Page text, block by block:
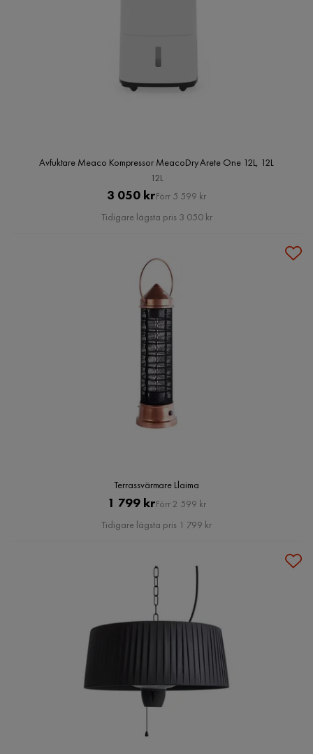
Avfuktare Meaco Kompressor MeacoDry Arete One 12L, 12L
12L
Pris
3 050 krOriginal
Pris
Förr 5 599 kr
Tidigare lägsta pris 3 050 kr
Terrassvärmare Llaima
Pris
1 799 krOriginal
Pris
Förr 2 599 kr
Tidigare lägsta pris 1 799 kr